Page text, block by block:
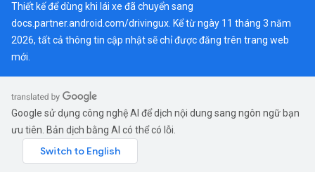
Thiết kế để dùng khi lái xe đã chuyển sang
docs.partner.android.com/drivingux . Kể từ ngày 11 tháng 3 năm
2026, tất cả thông tin cập nhật sẽ chỉ được đăng trên trang web
mới.
Google sử dụng công nghệ AI để dịch nội dung sang ngôn ngữ bạn
ưu tiên. Bản dịch bằng AI có thể có lỗi.